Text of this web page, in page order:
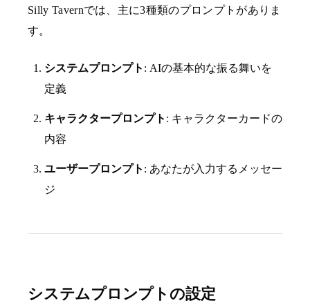
Silly Tavernでは、主に3種類のプロンプトがありま
す。
システムプロンプト : AIの基本的な振る舞いを
定義
キャラクタープロンプト : キャラクターカードの
内容
ユーザープロンプト : あなたが入力するメッセー
ジ
システムプロンプトの設定